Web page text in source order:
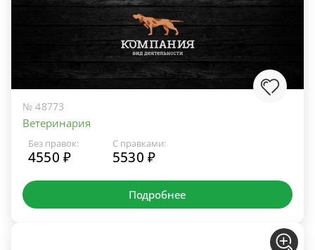
№ 48773
Ветеринария
Без правок:
4550 ₽
С правками:
5530 ₽
Подробнее